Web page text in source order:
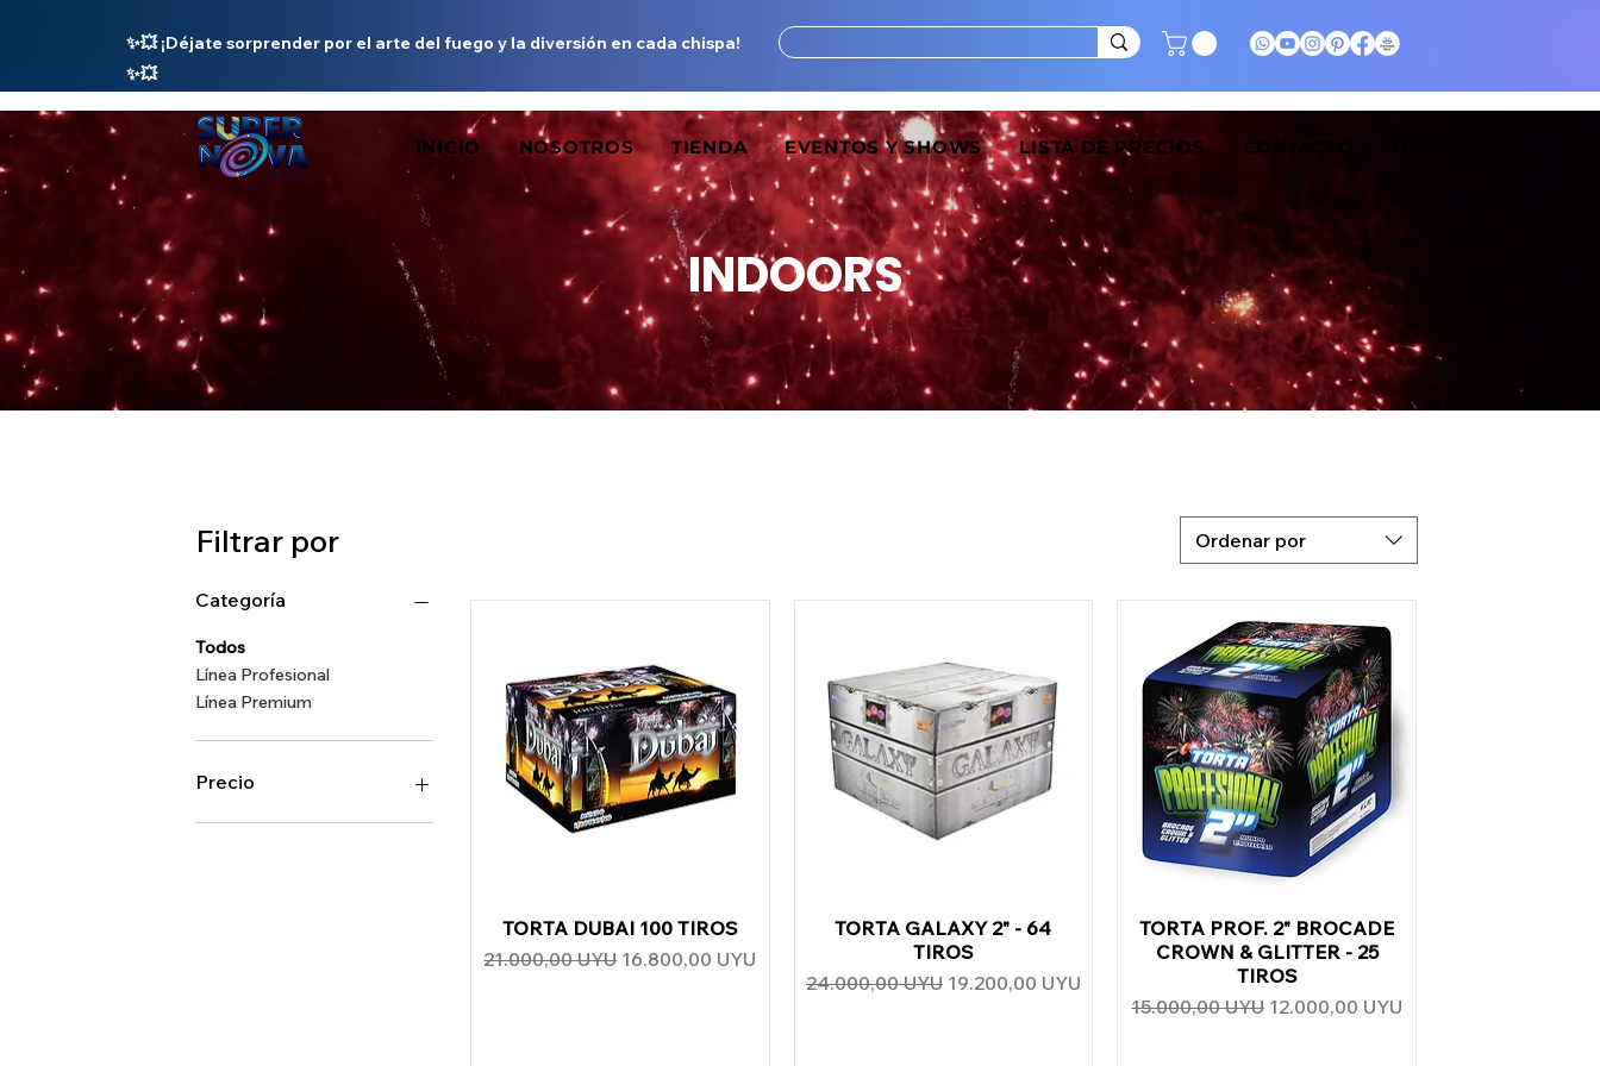
✨💥 ¡Déjate sorprender por el arte del fuego y la diversión en cada chispa!
✨💥
INICIO NOSOTROS TIENDA EVENTOS Y SHOWS LISTA DE PRECIOS CONTACTO
INDOORS
Filtrar por
Categoría
Todos
Línea Profesional
Línea Premium
Precio
Ordenar por
Vista rápida
TORTA DUBAI 100 TIROS
Precio
21.000,00 UYU Precio de oferta
16.800,00 UYU
Vista rápida
TORTA GALAXY 2" - 64
TIROS
Precio
24.000,00 UYU Precio de oferta
19.200,00 UYU
Vista rápida
TORTA PROF. 2" BROCADE
CROWN & GLITTER - 25
TIROS
Precio
15.000,00 UYU Precio de oferta
12.000,00 UYU